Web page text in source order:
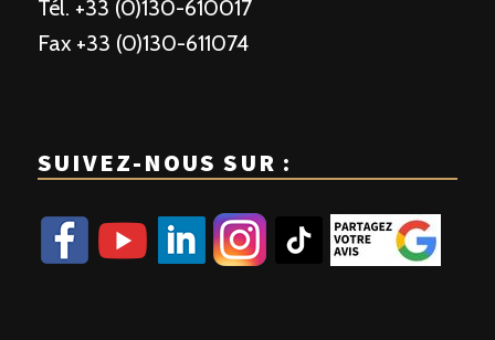
Tél. +33 (0)130-610017
Fax +33 (0)130-611074
SUIVEZ-NOUS SUR :